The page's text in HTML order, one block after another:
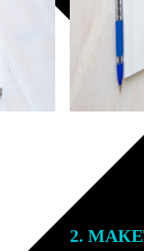
2.